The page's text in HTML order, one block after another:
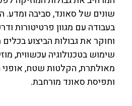
שונים של סאונד, סביבה
בעבודה עם מגוון פרטיטורות
וחוקר את גבולות הביצוע
שימוש בטכנולוגיה עכשווית,
מאולתרת, הקלטות שטח,
ותפיסת סאונד מורחבת.